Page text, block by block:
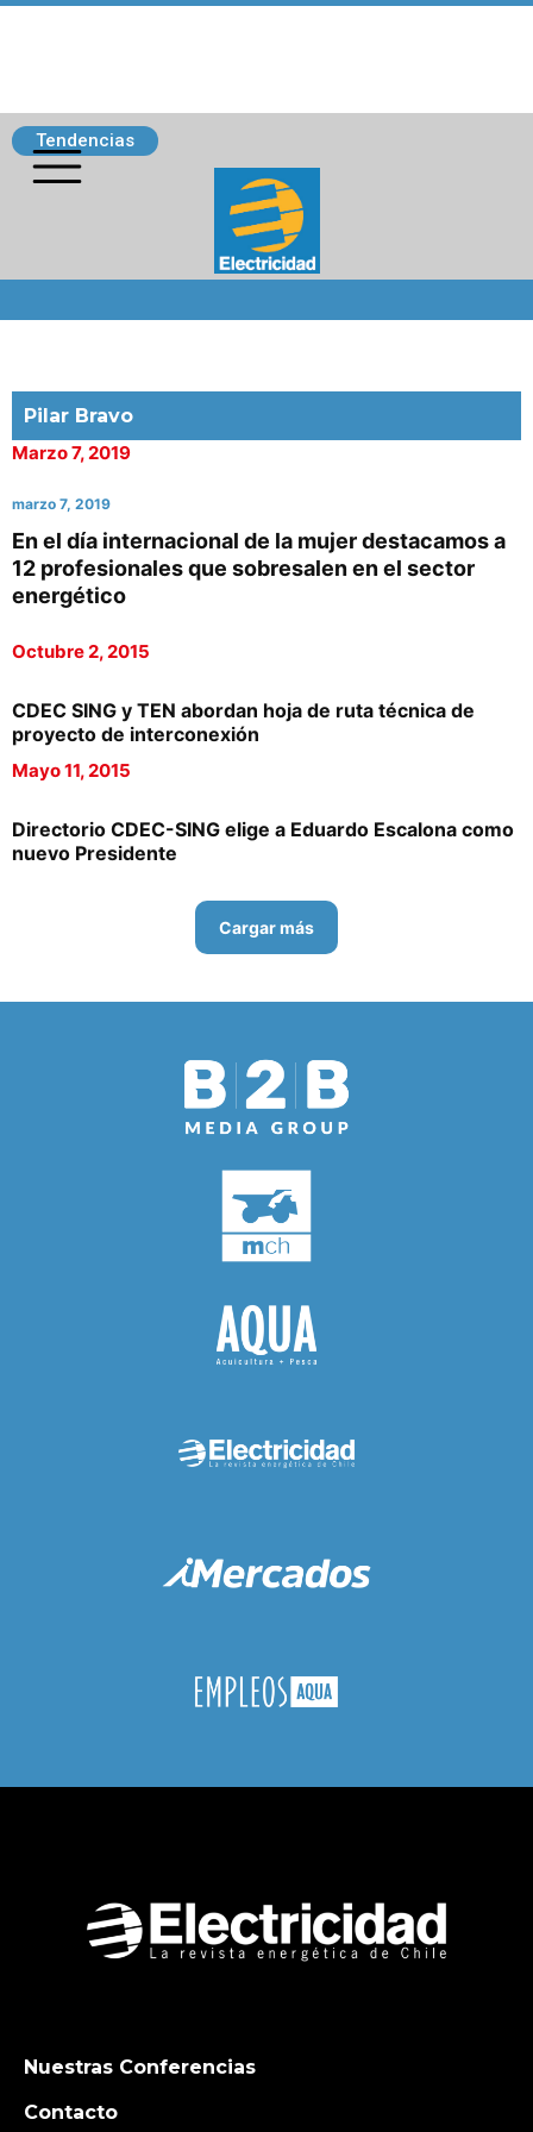
Tendencias
Pilar Bravo
Marzo 7, 2019
marzo 7, 2019
En el día internacional de la mujer destacamos a
12 profesionales que sobresalen en el sector
energético
Octubre 2, 2015
CDEC SING y TEN abordan hoja de ruta técnica de
proyecto de interconexión
Mayo 11, 2015
Directorio CDEC-SING elige a Eduardo Escalona como
nuevo Presidente
Cargar más
Nuestras Conferencias
Contacto